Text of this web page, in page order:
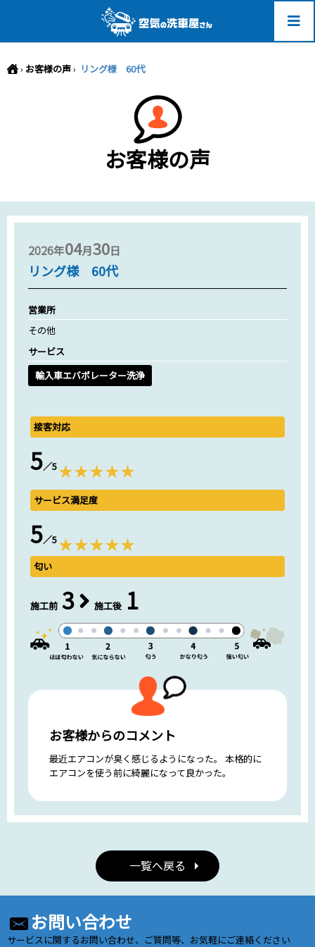
› お客様の声› リング様 60代
お客様の声
2026年04月30日
リング様 60代
営業所
その他
サービス
輸入車エバポレーター洗浄
接客対応
5／5
サービス満足度
5／5
匂い
施工前 3 施工後 1
お客様からのコメント
最近エアコンが臭く感じるようになった。 本格的に
エアコンを使う前に綺麗になって良かった。
一覧へ戻る
お問い合わせ
サービスに関するお問い合わせ、ご質問等、お気軽にご連絡ください